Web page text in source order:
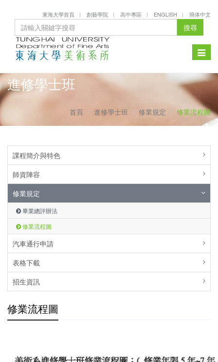
東海大學首頁 創藝學院 高中專區 ENGLISH 簡体中文
搜尋
Toggle
進修學士班
首頁 進修學士班 修業規定 修業流程圖
課程簡介與特色
師資陣容
修業規定
畢業總評辦法
修業流程圖
汽車通行申請
表格下載
招生資訊
修業流程圖